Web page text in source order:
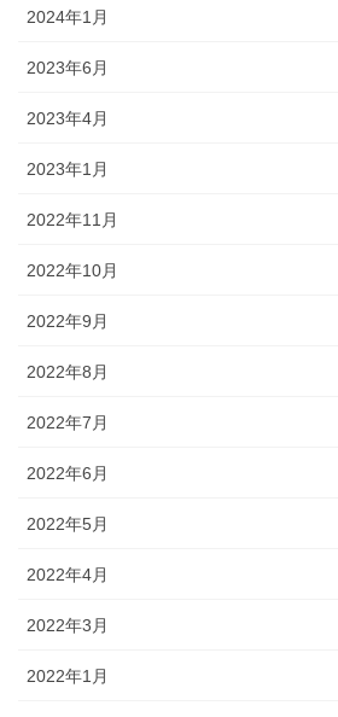
2024年1月
2023年6月
2023年4月
2023年1月
2022年11月
2022年10月
2022年9月
2022年8月
2022年7月
2022年6月
2022年5月
2022年4月
2022年3月
2022年1月